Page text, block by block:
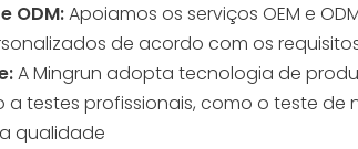
ODM:Apoiamos os serviços OEM e
de acordo com os
A Mingrun adopta tecnologia de
testes profissionais, como o teste
qualidade